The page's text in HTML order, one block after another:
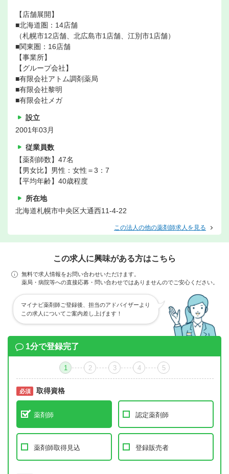
【店舗展開】
■北海道圏：14店舗
（札幌市12店舗、北広島市1店舗、江別市1店舗）
■関東圏：16店舗
【事業所】
【グループ会社】
■有限会社アトム調剤薬局
■有限会社黎明
■有限会社メガ
設立
2001年03月
従業員数
【薬剤師数】47名
【男女比】男性：女性＝3：7
【平均年齢】40歳程度
所在地
北海道札幌市中央区大通西11-4-22
この法人の他の薬剤師求人を見る
この求人に興味がある方はこちら
無料で求人情報をお問い合わせいただけます。
薬局・病院等への直接応募・問い合わせではありませんのでご安心ください。
マイナビ薬剤師ご登録後、担当のアドバイザーより
この求人についてご案内差し上げます！
1分で登録完了
1 2 3 4 5
必須 取得資格
薬剤師 認定薬剤師
薬剤師取得見込 登録販売者